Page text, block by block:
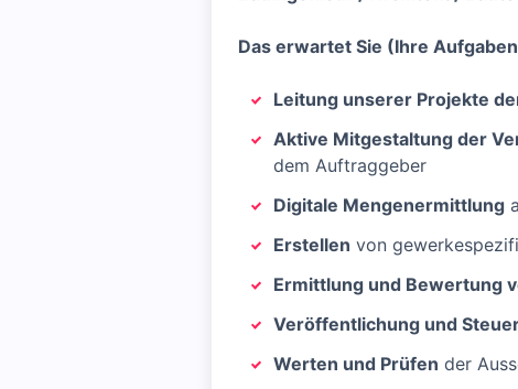
Das erwartet Sie (Ihre
Leitung unserer Projekte
Aktive Mitgestaltung der
dem Auftraggeber
Digitale Mengenermittlung
Erstellen von
Ermittlung und Bewertung
Veröffentlichung und
Werten und Prüfen der